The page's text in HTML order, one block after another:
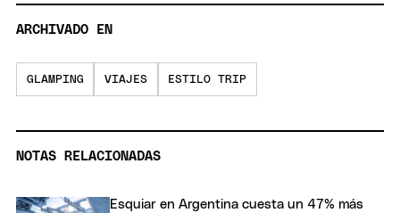
ARCHIVADO EN
GLAMPING VIAJES ESTILO TRIP
NOTAS RELACIONADAS
Esquiar en Argentina cuesta un 47% más